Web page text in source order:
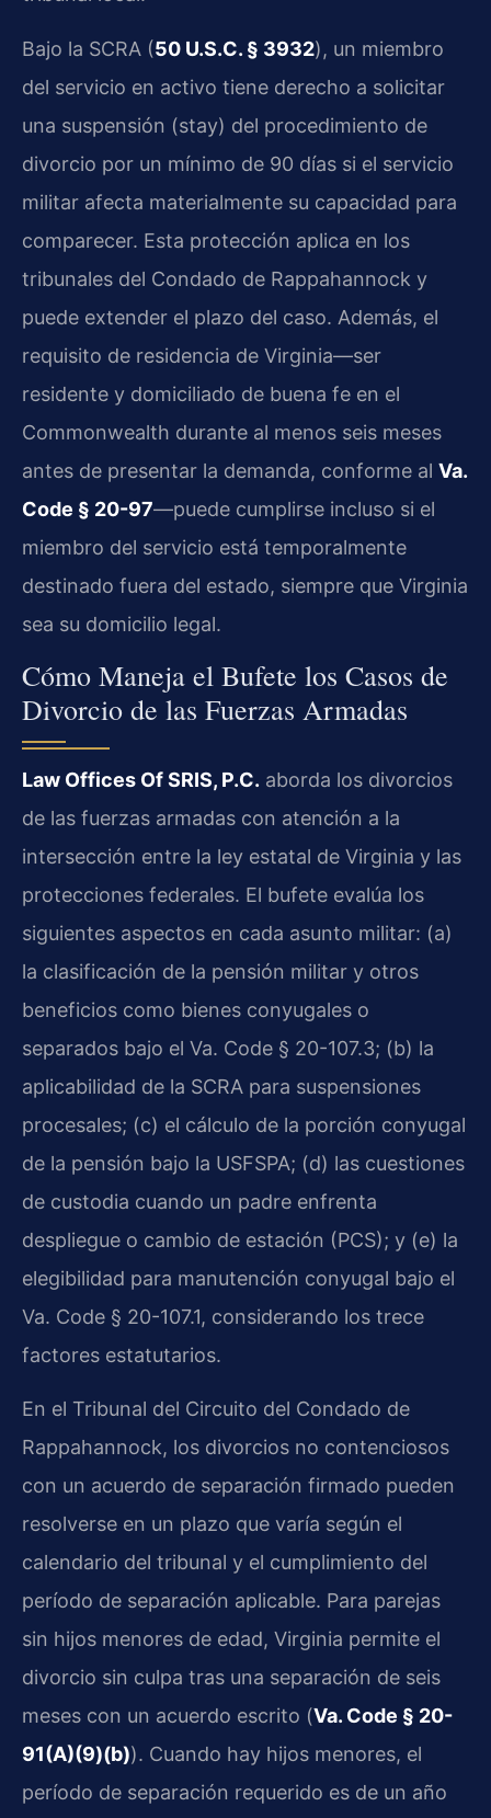
Bajo la SCRA (50 U.S.C. § 3932), un miembro
del servicio en activo tiene derecho a solicitar
una suspensión (stay) del procedimiento de
divorcio por un mínimo de 90 días si el servicio
militar afecta materialmente su capacidad para
comparecer. Esta protección aplica en los
tribunales del Condado de Rappahannock y
puede extender el plazo del caso. Además, el
requisito de residencia de Virginia—ser
residente y domiciliado de buena fe en el
Commonwealth durante al menos seis meses
antes de presentar la demanda, conforme al Va.
Code § 20-97—puede cumplirse incluso si el
miembro del servicio está temporalmente
destinado fuera del estado, siempre que Virginia
sea su domicilio legal.
Cómo Maneja el Bufete los Casos de
Divorcio de las Fuerzas Armadas
Law Offices Of SRIS, P.C. aborda los divorcios
de las fuerzas armadas con atención a la
intersección entre la ley estatal de Virginia y las
protecciones federales. El bufete evalúa los
siguientes aspectos en cada asunto militar: (a)
la clasificación de la pensión militar y otros
beneficios como bienes conyugales o
separados bajo el Va. Code § 20-107.3; (b) la
aplicabilidad de la SCRA para suspensiones
procesales; (c) el cálculo de la porción conyugal
de la pensión bajo la USFSPA; (d) las cuestiones
de custodia cuando un padre enfrenta
despliegue o cambio de estación (PCS); y (e) la
elegibilidad para manutención conyugal bajo el
Va. Code § 20-107.1, considerando los trece
factores estatutarios.
En el Tribunal del Circuito del Condado de
Rappahannock, los divorcios no contenciosos
con un acuerdo de separación firmado pueden
resolverse en un plazo que varía según el
calendario del tribunal y el cumplimiento del
período de separación aplicable. Para parejas
sin hijos menores de edad, Virginia permite el
divorcio sin culpa tras una separación de seis
meses con un acuerdo escrito (Va. Code § 20-
91(A)(9)(b)). Cuando hay hijos menores, el
período de separación requerido es de un año